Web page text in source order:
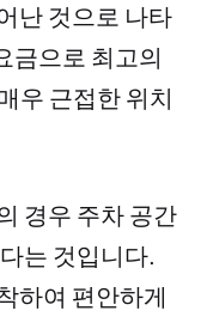
난 것으로 나타
금으로 최고의
우 근접한 위치
경우 주차 공간
는 것입니다.
하여 편안하게